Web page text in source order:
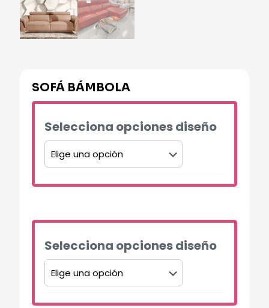
SOFÁ BÁMBOLA
Selecciona opciones diseño
Selecciona opciones diseño